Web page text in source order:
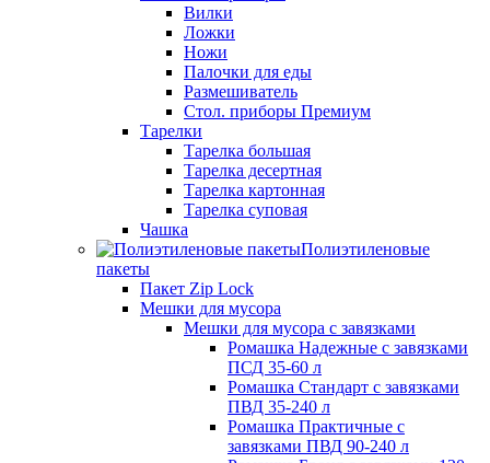
Вилки
Ложки
Ножи
Палочки для еды
Размешиватель
Стол. приборы Премиум
Тарелки
Тарелка большая
Тарелка десертная
Тарелка картонная
Тарелка суповая
Чашка
Полиэтиленовые
пакеты
Пакет Zip Lock
Мешки для мусора
Мешки для мусора с завязками
Ромашка Надежные с завязками
ПСД 35-60 л
Ромашка Стандарт с завязками
ПВД 35-240 л
Ромашка Практичные с
завязками ПВД 90-240 л